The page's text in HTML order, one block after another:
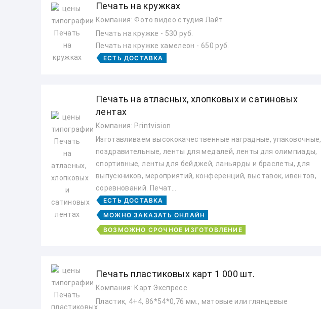
Печать на кружках
Компания: Фото видео студия Лайт
Печать на кружке - 530 руб.
Печать на кружке хамелеон - 650 руб.
ЕСТЬ ДОСТАВКА
Печать на атласных, хлопковых и сатиновых
лентах
Компания: Printvision
Изготавливаем высококачественные наградные, упаковочные,
поздравительные, ленты для медалей, ленты для олимпиады,
спортивные, ленты для бейджей, ланьярды и браслеты, для
выпускников, мероприятий, конференций, выставок, ивентов,
соревнований. Печат...
ЕСТЬ ДОСТАВКА
МОЖНО ЗАКАЗАТЬ ОНЛАЙН
ВОЗМОЖНО СРОЧНОЕ ИЗГОТОВЛЕНИЕ
Печать пластиковых карт 1 000 шт.
Компания: Карт Экспресс
Пластик, 4+4, 86*54*0,76 мм., матовые или глянцевые